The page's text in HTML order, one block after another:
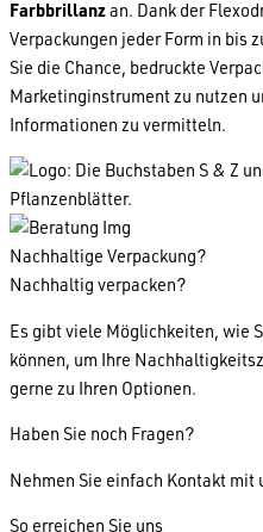
Farbbrillanzan. Dank der
Verpackungen jeder Form in bis
Sie die Chance, bedruckte
Marketinginstrument zu nutzen
Informationen zu vermitteln.
Nachhaltige Verpackung?
Nachhaltig verpacken?
Es gibt viele Möglichkeiten, wie
können, um Ihre
gerne zu Ihren Optionen.
Haben Sie noch Fragen?
Nehmen Sie einfach Kontakt mit
So erreichen Sie uns